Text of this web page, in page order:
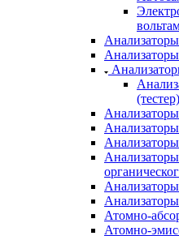
(тестер)
Атомно-
Атомно-